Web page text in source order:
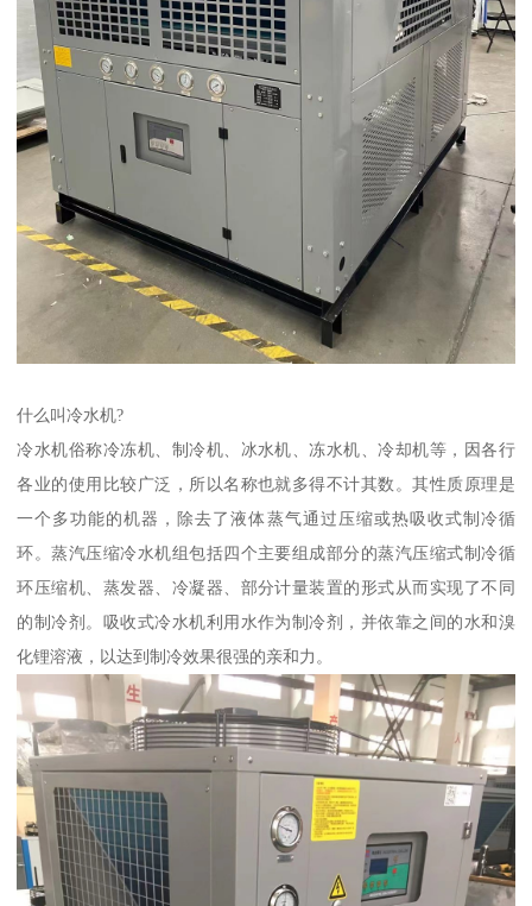
什么叫冷水机?
冷水机俗称冷冻机、制冷机、冰水机、冻水机、冷却机等，因各行
各业的使用比较广泛，所以名称也就多得不计其数。其性质原理是
一个多功能的机器，除去了液体蒸气通过压缩或热吸收式制冷循
环。蒸汽压缩冷水机组包括四个主要组成部分的蒸汽压缩式制冷循
环压缩机、蒸发器、冷凝器、部分计量装置的形式从而实现了不同
的制冷剂。吸收式冷水机利用水作为制冷剂，并依靠之间的水和溴
化锂溶液，以达到制冷效果很强的亲和力。